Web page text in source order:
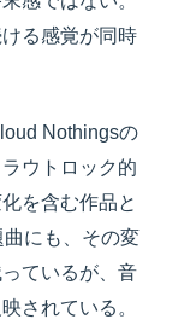
る感覚が同時
Nothingsの
ウトロック的
を含む作品と
にも、その変
ているが、音
されている。